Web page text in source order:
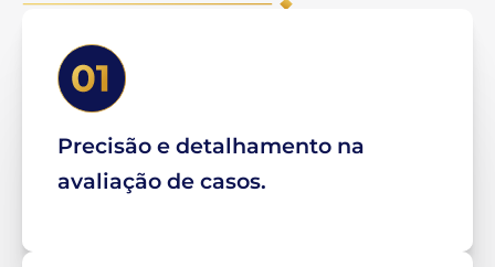
Precisão e detalhamento na
avaliação de casos.